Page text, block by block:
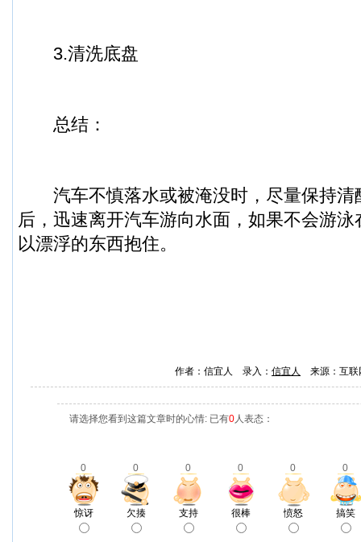
3.清洗底盘
总结：
汽车不慎落水或被淹没时，尽量保持清
后，迅速离开汽车游向水面，如果不会游
以漂浮的东西抱住。
作者：信宜人 录入： 信宜人 来源：互
请选择您看到这篇文章时的心情: 已有0人表态：
0 0 0 0 0 0
惊讶 欠揍 支持 很棒 愤怒 搞笑